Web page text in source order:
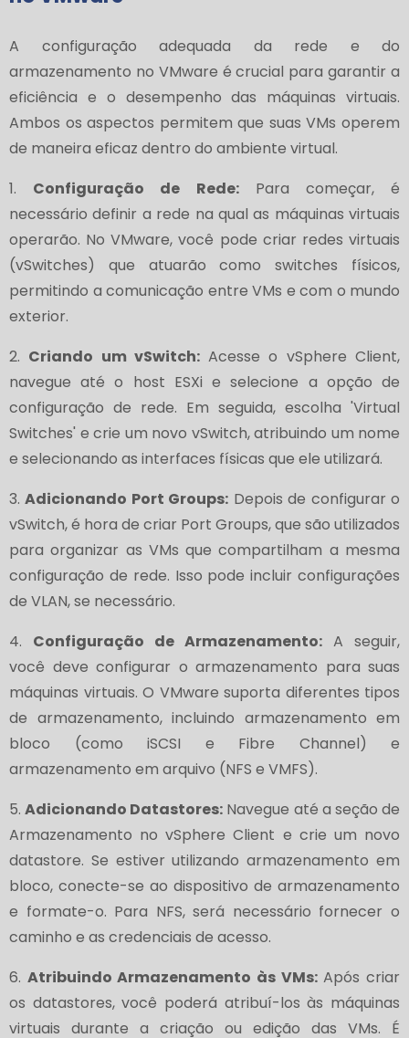
A configuração adequada da rede e do
armazenamento no VMware é crucial para garantir a
eficiência e o desempenho das máquinas virtuais.
Ambos os aspectos permitem que suas VMs operem
de maneira eficaz dentro do ambiente virtual.
1. Configuração de Rede:Para começar, é
necessário definir a rede na qual as máquinas virtuais
operarão. No VMware, você pode criar redes virtuais
(vSwitches) que atuarão como switches físicos,
permitindo a comunicação entre VMs e com o mundo
exterior.
2. Criando um vSwitch:Acesse o vSphere Client,
navegue até o host ESXi e selecione a opção de
configuração de rede. Em seguida, escolha 'Virtual
Switches' e crie um novo vSwitch, atribuindo um nome
e selecionando as interfaces físicas que ele utilizará.
3.Adicionando Port Groups: Depois de configurar o
vSwitch, é hora de criar Port Groups, que são utilizados
para organizar as VMs que compartilham a mesma
configuração de rede. Isso pode incluir configurações
de VLAN, se necessário.
4. Configuração de Armazenamento: A seguir,
você deve configurar o armazenamento para suas
máquinas virtuais. O VMware suporta diferentes tipos
de armazenamento, incluindo armazenamento em
bloco (como iSCSI e Fibre Channel) e
armazenamento em arquivo (NFS e VMFS).
5.Adicionando Datastores: Navegue até a seção de
Armazenamento no vSphere Client e crie um novo
datastore. Se estiver utilizando armazenamento em
bloco, conecte-se ao dispositivo de armazenamento
e formate-o. Para NFS, será necessário fornecer o
caminho e as credenciais de acesso.
6. Atribuindo Armazenamento às VMs:Após criar
os datastores, você poderá atribuí-los às máquinas
virtuais durante a criação ou edição das VMs. É